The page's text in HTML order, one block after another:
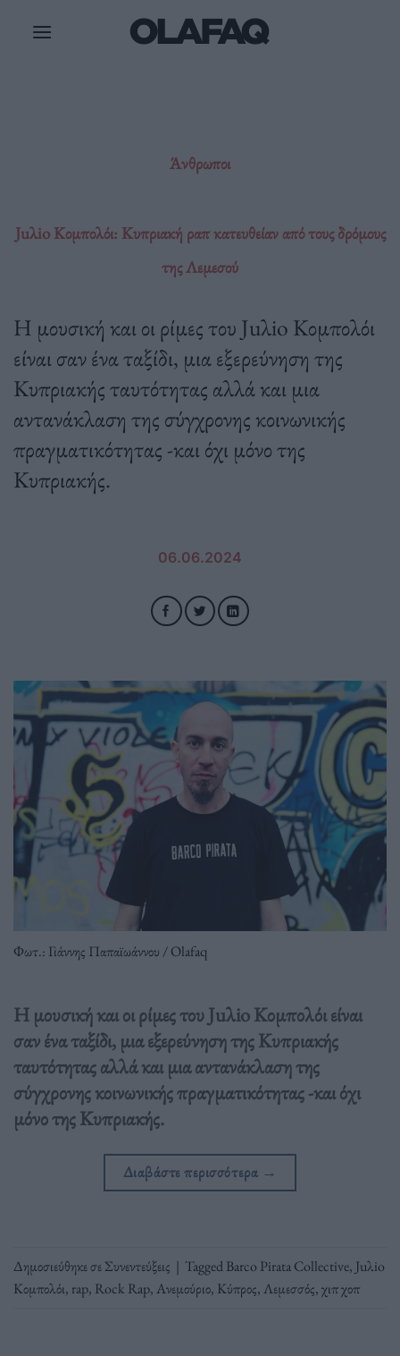
Άνθρωποι
Juλio Κομπολόι: Κυπριακή ραπ κατευθείαν από τους δρόμους
της Λεμεσού
Η μουσική και οι ρίμες του Juλio Κομπολόι
είναι σαν ένα ταξίδι, μια εξερεύνηση της
Κυπριακής ταυτότητας αλλά και μια
αντανάκλαση της σύγχρονης κοινωνικής
πραγματικότητας -και όχι μόνο της
Κυπριακής.
06.06.2024
Φωτ.: Γιάννης Παπαϊωάννου / Olafaq
Η μουσική και οι ρίμες του Juλio Κομπολόι είναι
σαν ένα ταξίδι, μια εξερεύνηση της Κυπριακής
ταυτότητας αλλά και μια αντανάκλαση της
σύγχρονης κοινωνικής πραγματικότητας -και όχι
μόνο της Κυπριακής.
Διαβάστε περισσότερα →
Δημοσιεύθηκε σεΣυνεντεύξεις | TaggedBarco Pirata Collective, Juλio
Κομπολόι, rap, Rock Rap,Ανεμούριο, Κύπρος,Λεμεσσός,χιπ χοπ